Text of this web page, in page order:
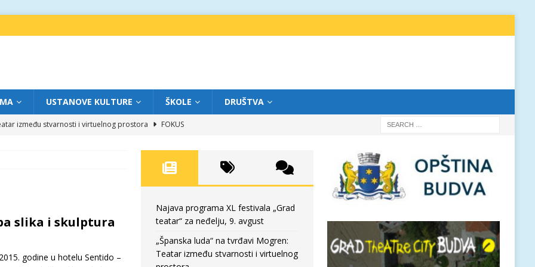
USTANOVE KULTURE ŠKOLE DRUŠTVA
između stvarnosti i virtuelnog prostora
FOKUS
kao traganje za onim što ne možemo do kraja da dokučimo
za petak, 7. avgust
za neđelju, 9. avgust FOKUS
slika i skulptura
godine u hotelu Sentido –
Najava programa XL festivala „Grad
teatar“ za neđelju, 9. avgust
„Španska luda“ na tvrđavi Mogren:
Teatar između stvarnosti i virtuelnog